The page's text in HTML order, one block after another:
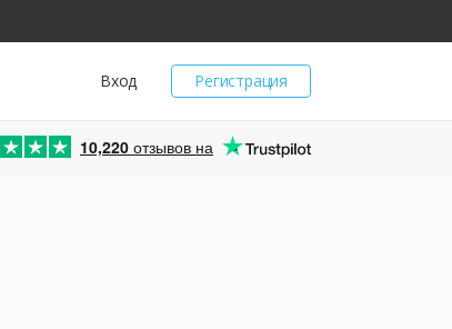
Регистрация
Вход
10,220 отзывов на